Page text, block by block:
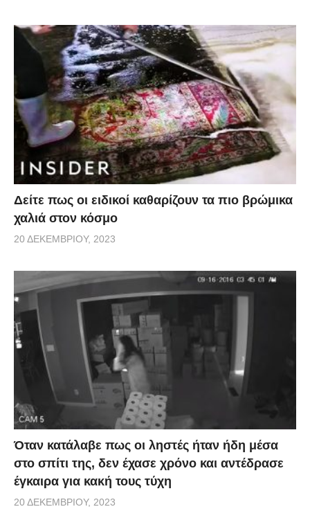
Δείτε πως οι ειδικοί καθαρίζουν τα πιο βρώμικα
χαλιά στον κόσμο
20 ΔΕΚΕΜΒΡΊΟΥ, 2023
Όταν κατάλαβε πως οι ληστές ήταν ήδη μέσα
στο σπίτι της, δεν έχασε χρόνο και αντέδρασε
έγκαιρα για κακή τους τύχη
20 ΔΕΚΕΜΒΡΊΟΥ, 2023